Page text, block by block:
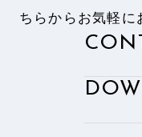
ちらからお気軽に